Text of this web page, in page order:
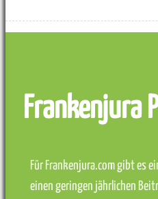
Frankenjura
Für Frankenjura.com gibt es
einen geringen jährlichen